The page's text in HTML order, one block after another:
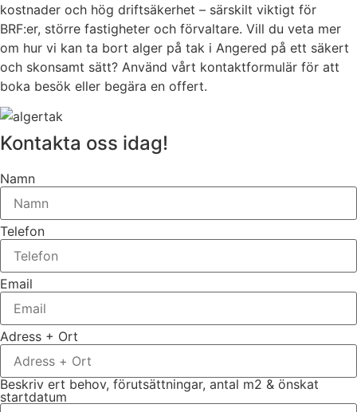
kostnader och hög driftsäkerhet – särskilt viktigt för
BRF:er, större fastigheter och förvaltare. Vill du veta mer
om hur vi kan ta bort alger på tak i Angered på ett säkert
och skonsamt sätt? Använd vårt kontaktformulär för att
boka besök eller begära en offert.
Kontakta oss idag!
Namn
Telefon
Email
Adress + Ort
Beskriv ert behov, förutsättningar, antal m2 & önskat
startdatum